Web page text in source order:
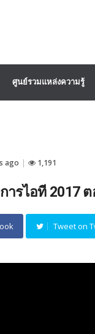
ศูนย์รวมแหล่งความรู้
ago 1,191
ารไอที 2017
Tweet on